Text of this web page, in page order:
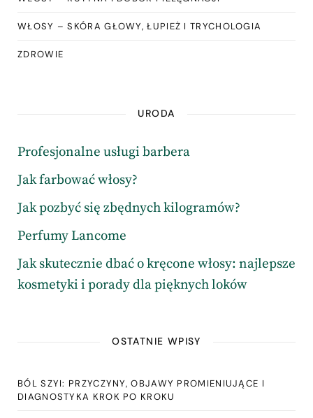
WŁOSY – SKÓRA GŁOWY, ŁUPIEŻ I TRYCHOLOGIA
ZDROWIE
URODA
Profesjonalne usługi barbera
Jak farbować włosy?
Jak pozbyć się zbędnych kilogramów?
Perfumy Lancome
Jak skutecznie dbać o kręcone włosy: najlepsze
kosmetyki i porady dla pięknych loków
OSTATNIE WPISY
BÓL SZYI: PRZYCZYNY, OBJAWY PROMIENIUJĄCE I
DIAGNOSTYKA KROK PO KROKU